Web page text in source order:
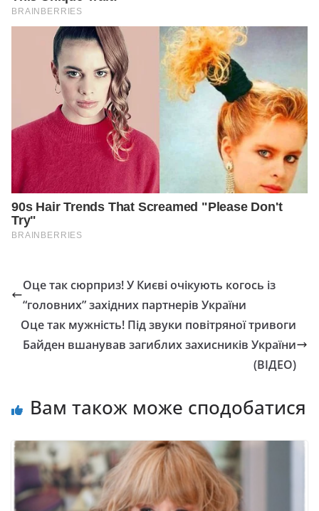
Оце так сюрприз! У Києві очікують когось із
“головних” західних партнерів України
Оце так мужність! Під звуки повітряної тривоги
Байден вшанував загиблих захисників України
(ВІДЕО)
Вам також може сподобатися